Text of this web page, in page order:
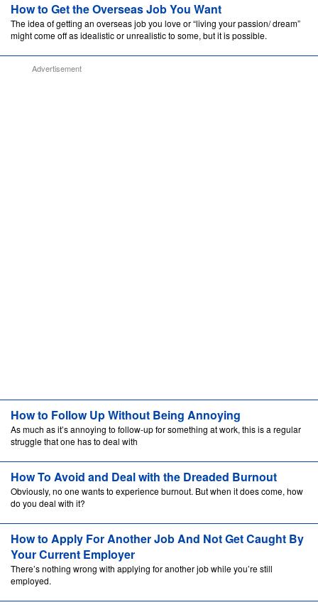
How to Get the Overseas Job You Want
The idea of getting an overseas job you love or “living your passion/ dream”
might come off as idealistic or unrealistic to some, but it is possible.
Advertisement
How to Follow Up Without Being Annoying
As much as it’s annoying to follow-up for something at work, this is a regular
struggle that one has to deal with
How To Avoid and Deal with the Dreaded Burnout
Obviously, no one wants to experience burnout. But when it does come, how
do you deal with it?
How to Apply For Another Job And Not Get Caught By
Your Current Employer
There’s nothing wrong with applying for another job while you’re still
employed.